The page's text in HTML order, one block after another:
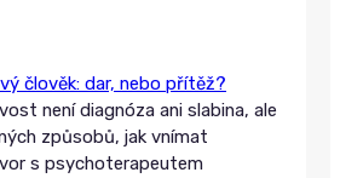
člověk: dar, nebo přítěž?
není diagnóza ani slabina, ale
způsobů, jak vnímat
s psychoterapeutem